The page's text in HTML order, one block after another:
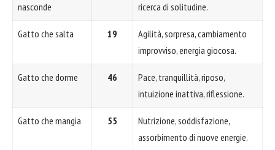
nasconde
ricerca di solitudine.
Gatto che salta 19
Agilità, sorpresa, cambiamento
improvviso, energia giocosa.
Gatto che dorme 46
Pace, tranquillità, riposo,
intuizione inattiva, riflessione.
Gatto che mangia 55
Nutrizione, soddisfazione,
assorbimento di nuove energie.